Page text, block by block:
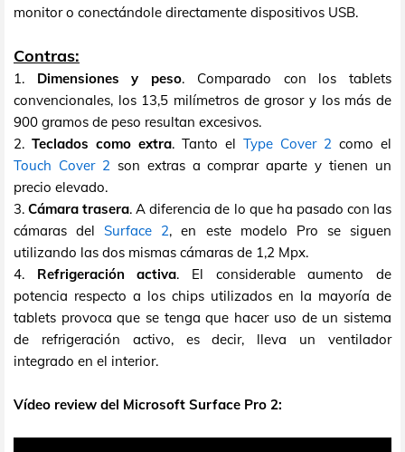
monitor o conectándole directamente dispositivos USB.
Contras:
1. Dimensiones y peso. Comparado con los tablets
convencionales, los 13,5 milímetros de grosor y los más de
900 gramos de peso resultan excesivos.
2. Teclados como extra. Tanto el Type Cover 2 como el
Touch Cover 2son extras a comprar aparte y tienen un
precio elevado.
3.Cámara trasera. A diferencia de lo que ha pasado con las
cámaras delSurface 2, en este modelo Pro se siguen
utilizando las dos mismas cámaras de 1,2 Mpx.
4. Refrigeración activa. El considerable aumento de
potencia respecto a los chips utilizados en la mayoría de
tablets provoca que se tenga que hacer uso de un sistema
de refrigeración activo, es decir, lleva un ventilador
integrado en el interior.
Vídeo review del Microsoft Surface Pro 2: